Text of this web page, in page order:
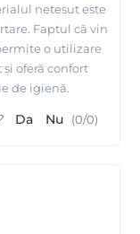
netesut este
Faptul că vin
o utilizare
oferă confort
de igienă.
Da Nu (0/0)